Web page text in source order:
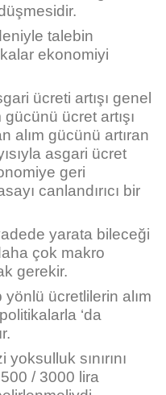
talebin
ekonomiyi
ücreti artışı genel
ücret artışı
alım gücünü artıran
asgari ücret
geri
canlandırıcı bir
yarata bileceği
çok makro
gerekir.
yönlü ücretlilerin alım
‘da
sınırını
/ 3000 lira